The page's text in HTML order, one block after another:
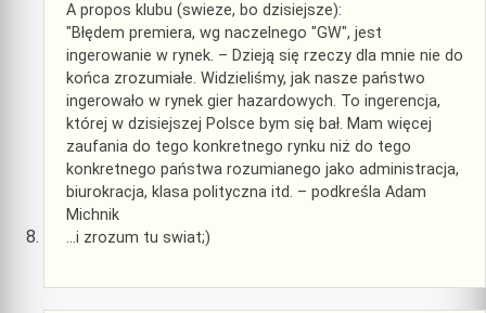
A propos klubu (swieze, bo dzisiejsze):
"Błędem premiera, wg naczelnego "GW", jest
ingerowanie w rynek. – Dzieją się rzeczy dla mnie nie do
końca zrozumiałe. Widzieliśmy, jak nasze państwo
ingerowało w rynek gier hazardowych. To ingerencja,
której w dzisiejszej Polsce bym się bał. Mam więcej
zaufania do tego konkretnego rynku niż do tego
konkretnego państwa rozumianego jako administracja,
biurokracja, klasa polityczna itd. – podkreśla Adam
Michnik
…i zrozum tu swiat;)